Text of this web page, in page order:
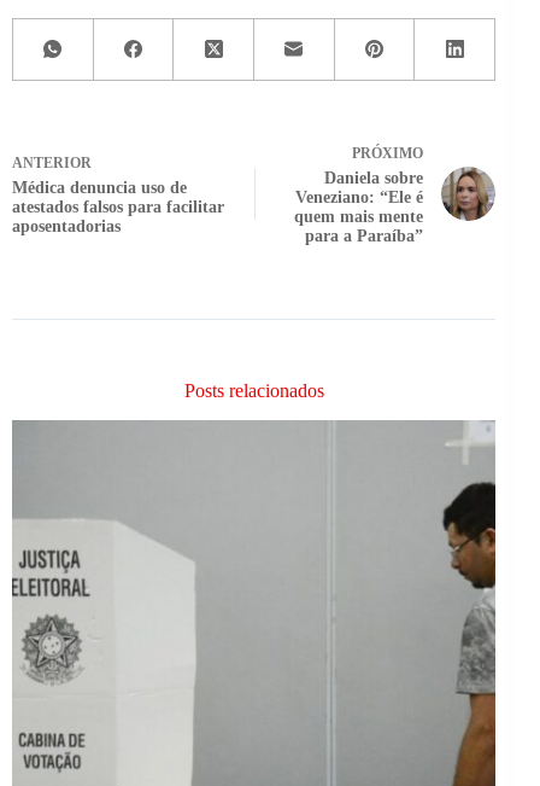
ANTERIOR
Médica denuncia uso de
atestados falsos para facilitar
aposentadorias
PRÓXIMO
Daniela sobre
Veneziano: “Ele é
quem mais mente
para a Paraíba”
Posts relacionados